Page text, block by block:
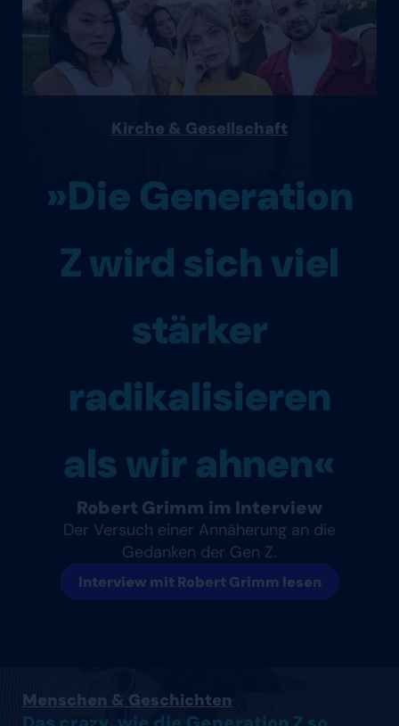
Kirche & Gesellschaft
»Die Generation
Z wird sich viel
stärker
radikalisieren
als wir ahnen«
Robert Grimm im Interview
Der Versuch einer Annäherung an die
Gedanken der Gen Z.
Interview mit Robert Grimm lesen
Menschen & Geschichten